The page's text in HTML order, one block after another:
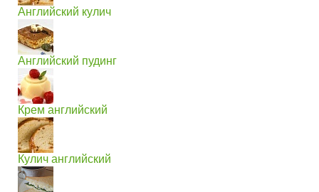
Английский кулич
Английский пудинг
Крем английский
Кулич английский